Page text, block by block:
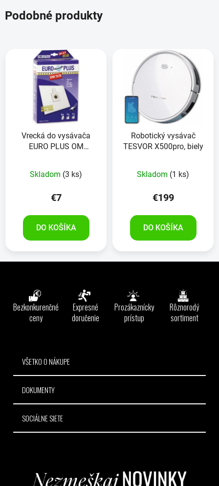
Podobné produkty
Vrecká do vysávača
EURO PLUS OM
Skladom (3 ks)
€7
DO KOŠÍKA
Robotický vysávač
TESVOR X500pro, biely
Skladom (1 ks)
€199
DO KOŠÍKA
Bezkonkurenčné
ceny
Expresné
doručenie
Prozákaznícky
prístup
Rôznorodý
sortiment
VŠETKO O NÁKUPE
DOKUMENTY
SOCIÁLNE SIETE